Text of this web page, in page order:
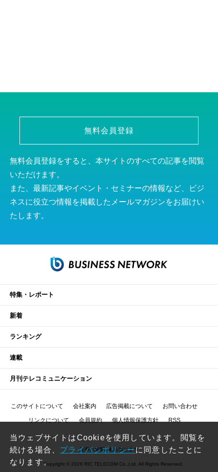
無料会員登録
無料会員登録をすると、本サイトのすべての記事を閲覧
いただけます。
また、最新記事やイベント・セミナーの情報など、ビジ
ネスに役立つ情報を掲載したメールマガジンをお届けい
たします。
特集・レポート
新着
ランキング
連載
月刊テレコミュニケーション
このサイトについて 会社案内 広告掲載について お問い合わせ
リンクについて 会員規約 個人情報保護方針 RSS
記事の無断転載を禁じます
Copyright © 2026 RIC TELECOM Co.,Ltd. All Rights Reserved.
当ウェブサイトはCookieを使用しています。閲覧を
続ける場合、 プライバシポリシーに同意したことに
なります。